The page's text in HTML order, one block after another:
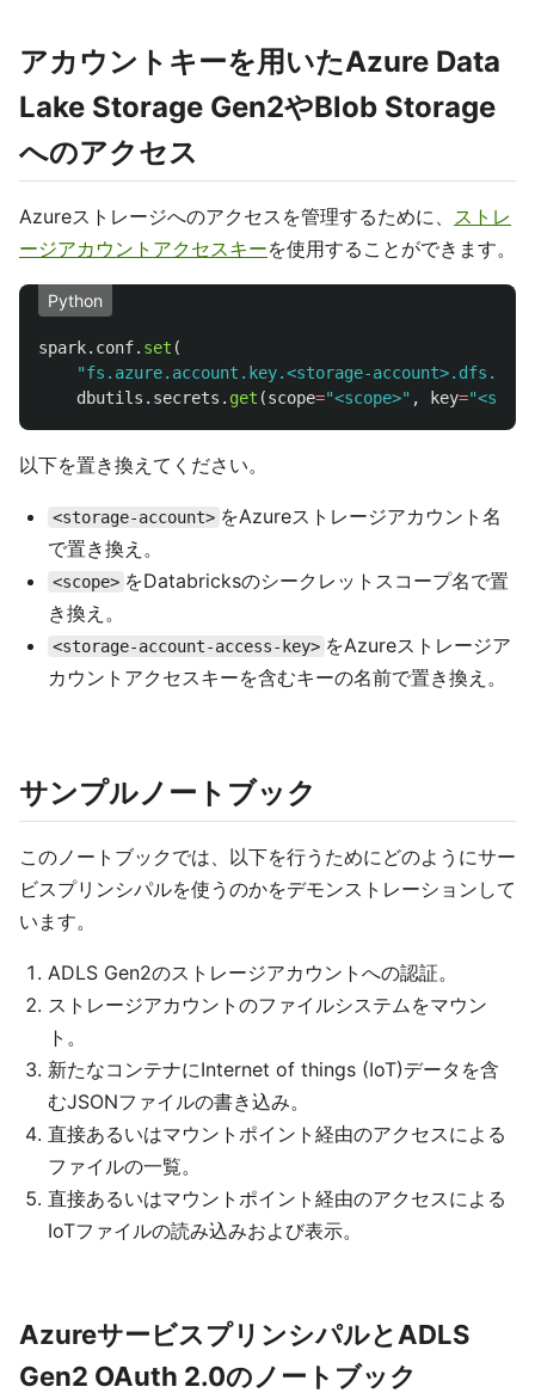
アカウントキーを用いたAzure Data
Lake Storage Gen2やBlob Storage
へのアクセス
Azureストレージへのアクセスを管理するために、 ストレ
ージアカウントアクセスキーを使用することができます。
Python
spark. conf. set (
"fs.azure.account.key.<storage-
dbutils . secrets . get (scope="<scope>" , key="
以下を置き換えてください。
<storage-account> をAzureストレージアカウント名
で置き換え。
<scope> をDatabricksのシークレットスコープ名で置
き換え。
<storage-account-access-key> をAzureストレージア
カウントアクセスキーを含むキーの名前で置き換え。
サンプルノートブック
このノートブックでは、以下を行うためにどのようにサー
ビスプリンシパルを使うのかをデモンストレーションして
います。
ADLS Gen2のストレージアカウントへの認証。
ストレージアカウントのファイルシステムをマウン
ト。
新たなコンテナにInternet of things (IoT)データを含
むJSONファイルの書き込み。
直接あるいはマウントポイント経由のアクセスによる
ファイルの一覧。
直接あるいはマウントポイント経由のアクセスによる
IoTファイルの読み込みおよび表示。
AzureサービスプリンシパルとADLS
Gen2 OAuth 2.0のノートブック